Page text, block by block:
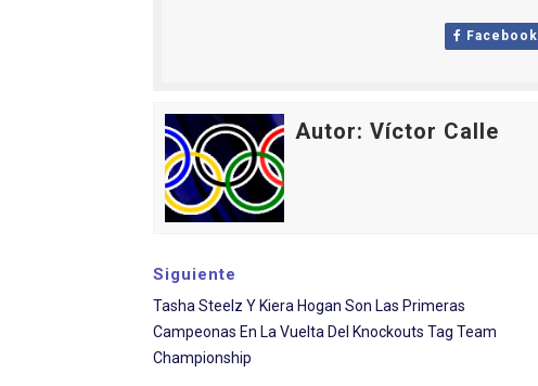
Facebook
Autor: Víctor Calle
Siguiente
Tasha Steelz Y Kiera Hogan Son Las Primeras
Campeonas En La Vuelta Del Knockouts Tag Team
Championship